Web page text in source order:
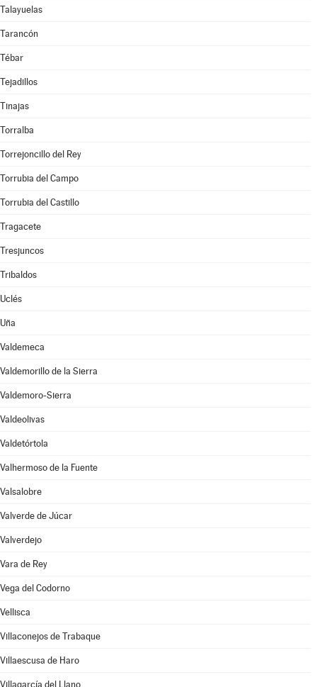
Talayuelas
Tarancón
Tébar
Tejadillos
Tinajas
Torralba
Torrejoncillo del Rey
Torrubia del Campo
Torrubia del Castillo
Tragacete
Tresjuncos
Tribaldos
Uclés
Uña
Valdemeca
Valdemorillo de la Sierra
Valdemoro-Sierra
Valdeolivas
Valdetórtola
Valhermoso de la Fuente
Valsalobre
Valverde de Júcar
Valverdejo
Vara de Rey
Vega del Codorno
Vellisca
Villaconejos de Trabaque
Villaescusa de Haro
Villagarcía del Llano